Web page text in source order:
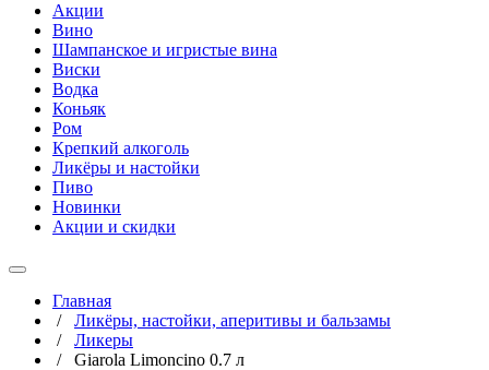
Акции
Вино
Шампанское и игристые вина
Виски
Водка
Коньяк
Ром
Крепкий алкоголь
Ликёры и настойки
Пиво
Новинки
Акции и скидки
Главная
/ Ликёры, настойки, аперитивы и бальзамы
/ Ликеры
/ Giarola Limoncino 0.7 л